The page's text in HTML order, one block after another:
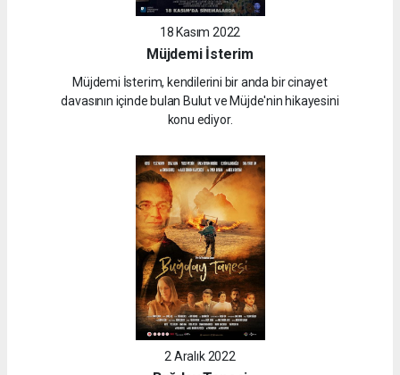
18 Kasım 2022
Müjdemi İsterim
Müjdemi İsterim, kendilerini bir anda bir cinayet
davasının içinde bulan Bulut ve Müjde'nin hikayesini
konu ediyor.
2 Aralık 2022